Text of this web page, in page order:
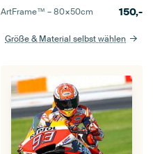
ArtFrame™ –80×50cm 150,-
Größe & Material selbst wählen